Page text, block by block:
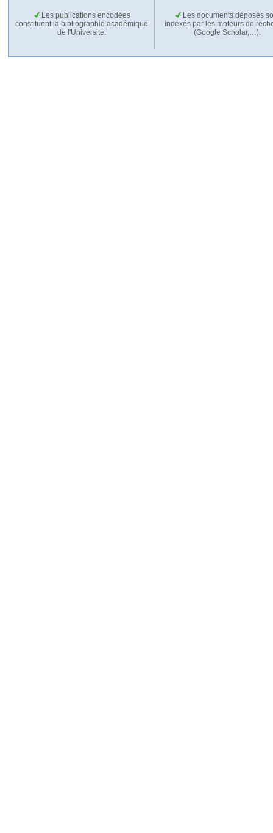
Les publications encodées
constituent la bibliographie académique
de l'Université.
Les documents déposés
indexés par les moteurs de
(Google Scholar,…).